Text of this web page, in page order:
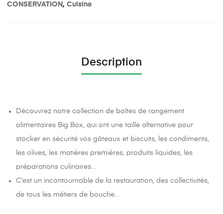
CONSERVATION, Cuisine
Description
Découvrez notre collection de boîtes de rangement
alimentaires Big Box, qui ont une taille alternative pour
stocker en sécurité vos gâteaux et biscuits, les condiments,
les olives, les matières premières, produits liquides, les
préparations culinaires…
C’est un incontournable de la restauration, des collectivités,
de tous les métiers de bouche…